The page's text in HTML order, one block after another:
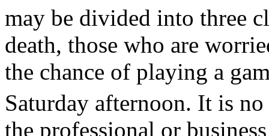
may be divided into three
death, those who are
the chance of playing a
Saturday afternoon. It is
the professional or